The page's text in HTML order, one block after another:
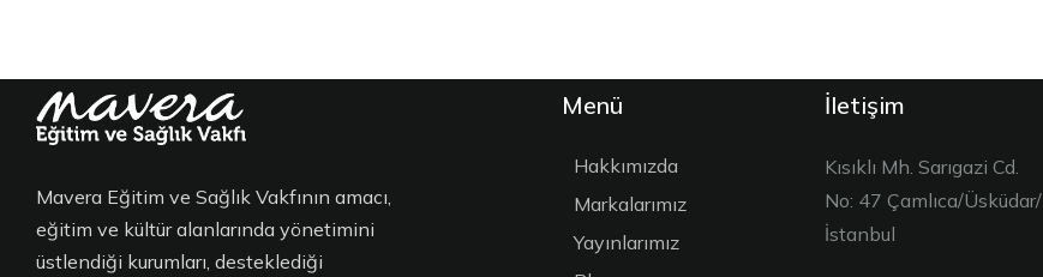
Mavera Eğitim ve Sağlık Vakfının amacı,
eğitim ve kültür alanlarında yönetimini
üstlendiği kurumları, desteklediği
Menü
Hakkımızda
Markalarımız
Yayınlarımız
İletişim
Kısıklı Mh. Sarıgazi Cd.
No: 47 Çamlıca/Üsküdar/
İstanbul